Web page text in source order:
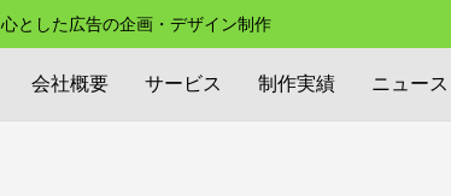
とした広告の企画・デザイン制作
会社概要 サービス 制作実績 ニュース